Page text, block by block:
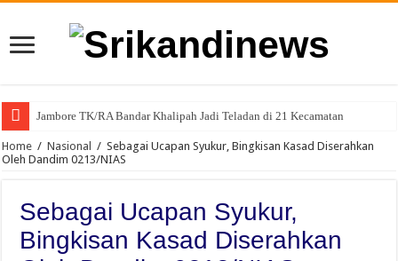
Jambore TK/RA Bandar Khalipah Jadi Teladan di 21 Kecamatan
Home / Nasional / Sebagai Ucapan Syukur, Bingkisan Kasad Diserahkan
Oleh Dandim 0213/NIAS
Sebagai Ucapan Syukur,
Bingkisan Kasad Diserahkan